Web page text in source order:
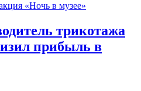
«Ночь в музее»
трикотажа
прибыль в